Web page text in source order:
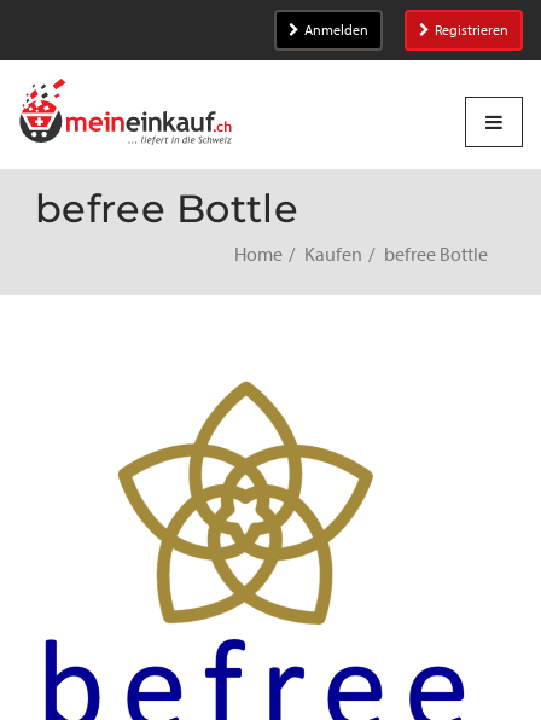
Anmelden Registrieren
befree Bottle
Home Kaufen befree Bottle